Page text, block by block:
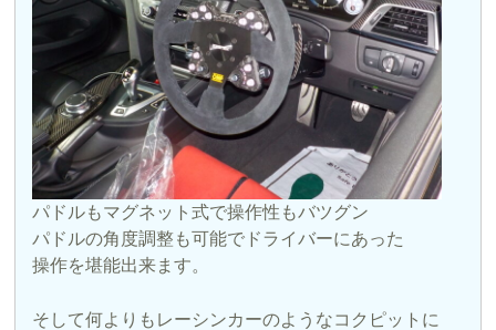
パドルもマグネット式で操作性もバツグン
パドルの角度調整も可能でドライバーにあった
操作を堪能出来ます。
そして何よりもレーシンカーのようなコクピットに